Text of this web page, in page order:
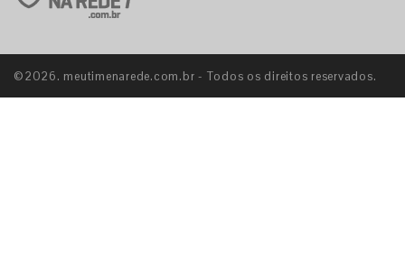
©2026. meutimenarede.com.br - Todos os direitos reservados.